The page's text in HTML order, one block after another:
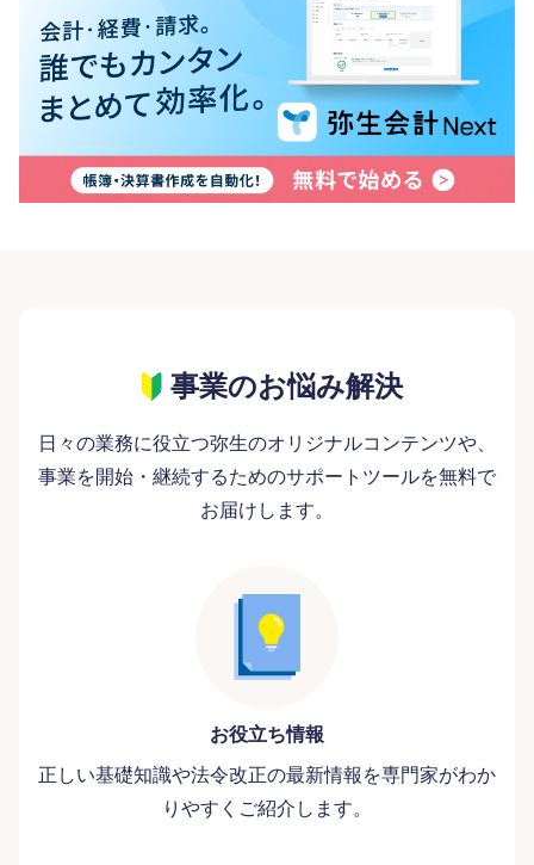
事業のお悩み解決
日々の業務に役立つ弥生のオリジナルコンテンツや、
事業を開始・継続するためのサポートツールを無料で
お届けします。
お役立ち情報
正しい基礎知識や法令改正の最新情報を専門家がわか
りやすくご紹介します。